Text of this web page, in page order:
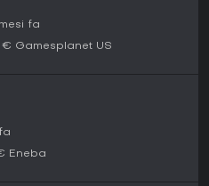
fa
€ Gamesplanet US
Eneba